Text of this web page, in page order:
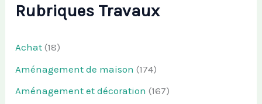
Rubriques Travaux
Achat (18)
Aménagement de maison (174)
Aménagement et décoration (167)